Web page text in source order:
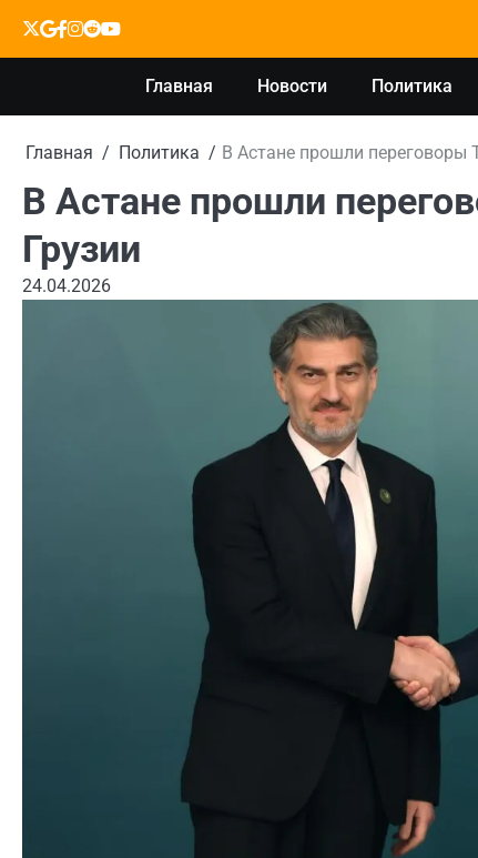
содержимому
X google
facebook
instagram
reddityoutube
Главная Новости Политика
Главная Политика В Астане прошли переговоры
В Астане прошли
Грузии
24.04.2026